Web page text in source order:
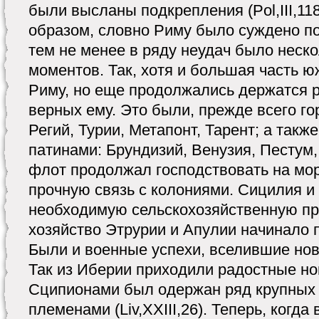
были высланы подкрепления
образом, словно Риму было суждено
тем не менее в ряду неудач было
моментов. Так, хотя и большая часть
Риму, но еще продолжались держатся
верных ему. Это были, прежде всего
Регий, Турии, Метапонт, Тарент; а
патинами: Брундизий, Венузия,
флот продолжал господствовать на
прочную связь с колониями. Сицилия
необходимую сельскохозяйственную
хозяйство Этрурии и Апулии начинало
Были и военные успехи, вселившие
Так из Иберии приходили радостные
Сципионами был одержан ряд
племенами (Liv,XXIII,26). Теперь, когда